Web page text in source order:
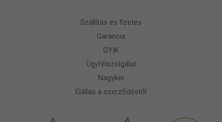
Szállítás és fizetés
Garancia
GYIK
Ügyfélszolgálat
Nagyker
Elállás a szerződéstől